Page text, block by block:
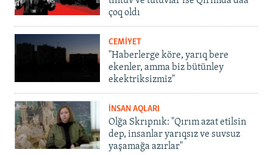
çoq oldı
CEMİYET
"Haberlerge köre, yarıq bere
ekenler, amma biz bütünley
ekektriksizmiz"
İNSAN AQLARI
Olğa Skrıpnık: "Qırım azat etilsin
dep, insanlar yarıqsız ve suvsuz
yaşamağa azırlar"